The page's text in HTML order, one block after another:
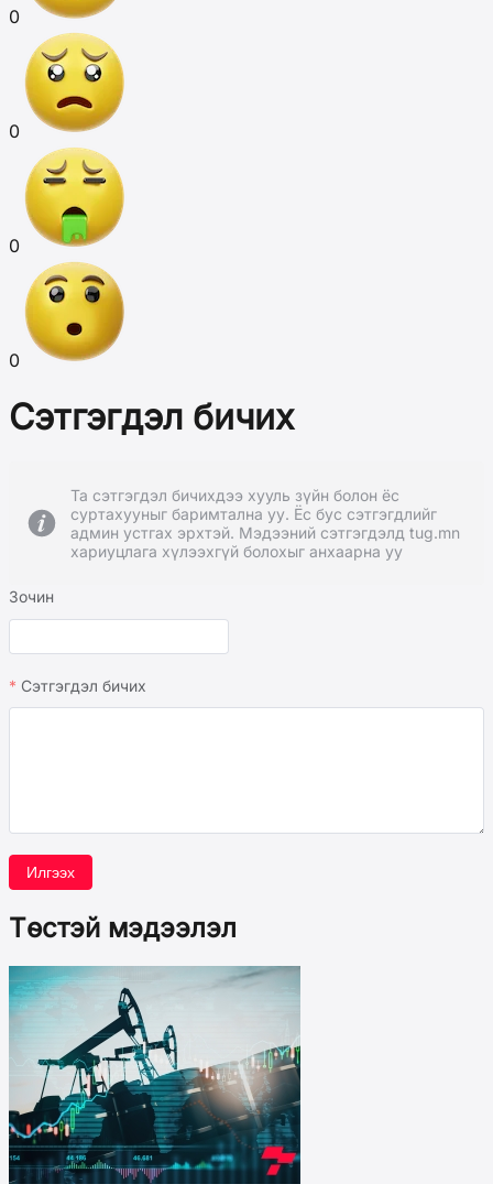
0
0
0
0
Сэтгэгдэл бичих
Та сэтгэгдэл бичихдээ хууль зүйн болон ёс
суртахууныг баримтална уу. Ёс бус сэтгэгдлийг
админ устгах эрхтэй. Мэдээний сэтгэгдэлд tug.mn
хариуцлага хүлээхгүй болохыг анхаарна уу
Зочин
Сэтгэгдэл бичих
Илгээх
Төстэй мэдээлэл